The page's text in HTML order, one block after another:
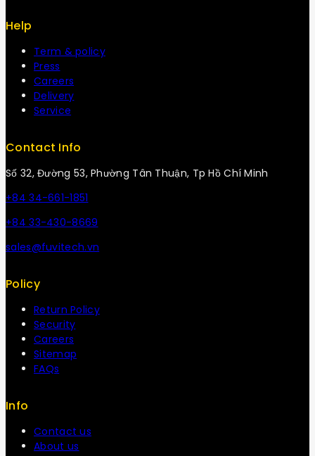
Help
Term & policy
Press
Careers
Delivery
Service
Contact Info
Số 32, Đường 53, Phường Tân Thuận, Tp Hồ Chí Minh
+84 34-661-1851
+84 33-430-8669
sales@fuvitech.vn
Policy
Return Policy
Security
Careers
Sitemap
FAQs
Info
Contact us
About us